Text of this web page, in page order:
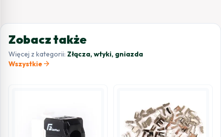
Zobacz także
Więcej z kategorii: Złącza, wtyki, gniazda
Wszystkie arrow_forward